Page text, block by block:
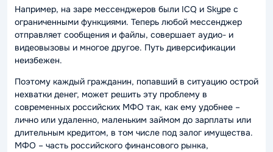
Например, на заре мессенджеров были ICQ и Skype с
ограниченными функциями. Теперь любой мессенджер
отправляет сообщения и файлы, совершает аудио- и
видеовызовы и многое другое. Путь диверсификации
неизбежен.
Поэтому каждый гражданин, попавший в ситуацию острой
нехватки денег, может решить эту проблему в
современных российских МФО так, как ему удобнее –
лично или удаленно, маленьким займом до зарплаты или
длительным кредитом, в том числе под залог имущества.
МФО – часть российского финансового рынка,